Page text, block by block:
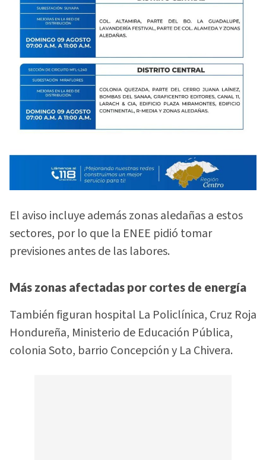
El aviso incluye además zonas aledañas a estos
sectores, por lo que la ENEE pidió tomar
previsiones antes de las labores.
Más zonas afectadas por cortes de energía
También figuran hospital La Policlínica, Cruz Roja
Hondureña, Ministerio de Educación Pública,
colonia Soto, barrio Concepción y La Chivera.